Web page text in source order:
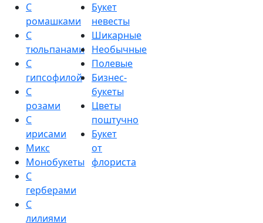
С
ромашками
С
тюльпанами
С
гипсофилой
С
розами
С
ирисами
Микс
Монобукеты
С
герберами
С
лилиями
Букет
невесты
Шикарные
Необычные
Полевые
Бизнес-
букеты
Цветы
поштучно
Букет
от
флориста